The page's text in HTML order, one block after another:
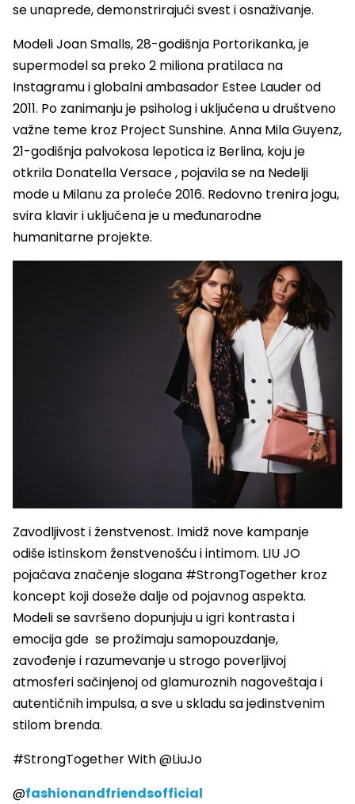
se unaprede, demonstrirajući svest i osnaživanje.
Modeli Joan Smalls, 28-godišnja Portorikanka, je
supermodel sa preko 2 miliona pratilaca na
Instagramu i globalni ambasador Estee Lauder od
2011. Po zanimanju je psiholog i uključena u društveno
važne teme kroz Project Sunshine. Anna Mila Guyenz,
21-godišnja palvokosa lepotica iz Berlina, koju je
otkrila Donatella Versace , pojavila se na Nedelji
mode u Milanu za proleće 2016. Redovno trenira jogu,
svira klavir i uključena je u međunarodne
humanitarne projekte.
Zavodljivost i ženstvenost. Imidž nove kampanje
odiše istinskom ženstvenošću i intimom. LIU JO
pojačava značenje slogana #StrongTogether kroz
koncept koji doseže dalje od pojavnog aspekta.
Modeli se savršeno dopunjuju u igri kontrasta i
emocija gde se prožimaju samopouzdanje,
zavođenje i razumevanje u strogo poverljivoj
atmosferi sačinjenoj od glamuroznih nagoveštaja i
autentičnih impulsa, a sve u skladu sa jedinstvenim
stilom brenda.
#StrongTogether With @LiuJo
@fashionandfriendsofficial